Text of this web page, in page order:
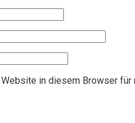
in diesem Browser